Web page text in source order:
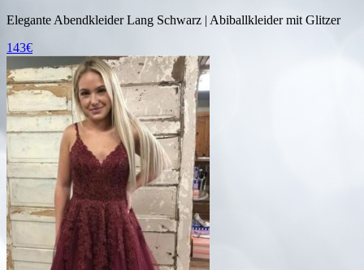
Elegante Abendkleider Lang Schwarz | Abiballkleider mit Glitzer
143€